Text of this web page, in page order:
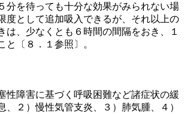
分を待っても十分な効果がみられない場
度として追加吸入できるが、それ以上の
は、少なくとも６時間の間隔をおき、１
と〔８．１参照〕。
性障害に基づく呼吸困難など諸症状の緩
、２）慢性気管支炎、３）肺気腫、４）